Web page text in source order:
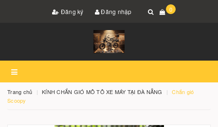
Đăng ký Đăng nhập 0
Trang chủ KÍNH CHẮN GIÓ MÔ TÔ XE MÁY TẠI ĐÀ NẴNG
Chắn gió
Scoopy